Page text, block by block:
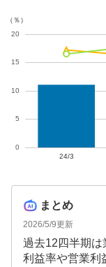
まとめ
2026/5/9更新
過去12四半期
利益率や営業利